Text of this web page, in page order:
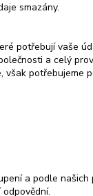
smazány.
potřebují vaše
a celý
potřebujeme
a podle